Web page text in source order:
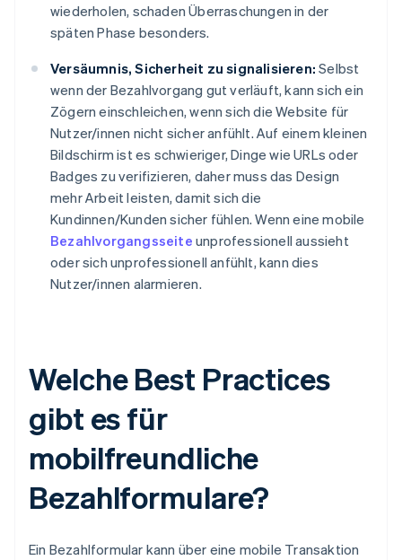
wiederholen, schaden Überraschungen in der
späten Phase besonders.
Versäumnis, Sicherheit zu signalisieren: Selbst
wenn der Bezahlvorgang gut verläuft, kann sich ein
Zögern einschleichen, wenn sich die Website für
Nutzer/innen nicht sicher anfühlt. Auf einem kleinen
Bildschirm ist es schwieriger, Dinge wie URLs oder
Badges zu verifizieren, daher muss das Design
mehr Arbeit leisten, damit sich die
Kundinnen/Kunden sicher fühlen. Wenn eine mobile
Bezahlvorgangsseite unprofessionell aussieht
oder sich unprofessionell anfühlt, kann dies
Nutzer/innen alarmieren.
Welche Best Practices
gibt es für
mobilfreundliche
Bezahlformulare?
Ein Bezahlformular kann über eine mobile Transaktion